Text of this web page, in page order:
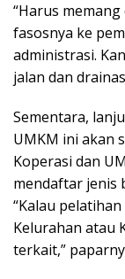
“Harus
fasosnya ke
administrasi.
jalan dan
Sementara,
UMKM ini akan
Koperasi dan
mendaftar jenis
“Kalau
Kelurahan atau
terkait,”